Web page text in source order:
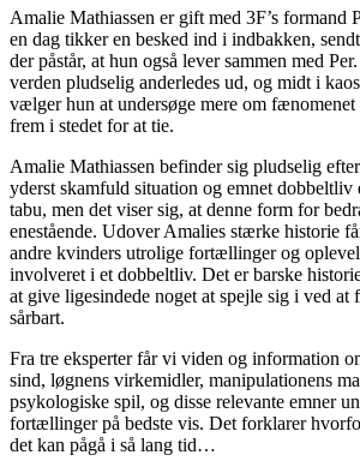
Amalie Mathiassen er gift med 3F’s formand
en dag tikker en besked ind i indbakken,
der påstår, at hun også lever sammen med
verden pludselig anderledes ud, og midt i
vælger hun at undersøge mere om fænomenet
frem i stedet for at tie.
Amalie Mathiassen befinder sig pludselig
yderst skamfuld situation og emnet dobbeltliv
tabu, men det viser sig, at denne form for
enestående. Udover Amalies stærke historie
andre kvinders utrolige fortællinger og
involveret i et dobbeltliv. Det er barske
at give ligesindede noget at spejle sig i ved at
sårbart.
Fra tre eksperter får vi viden og information
sind, løgnens virkemidler, manipulationens
psykologiske spil, og disse relevante emner
fortællinger på bedste vis. Det forklarer
det kan pågå i så lang tid…